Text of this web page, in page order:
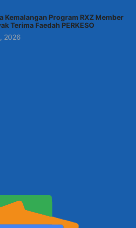
Kemalangan Program RXZ Member
Terima Faedah PERKESO
2026